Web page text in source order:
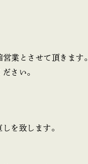
業とさせて頂きます。
さい。
を致します。